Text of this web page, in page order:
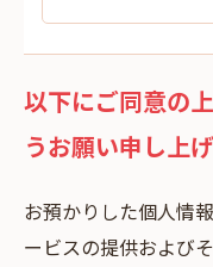
以下にご同意の
うお願い申し上げ
お預かりした個⼈情
ービスの提供および